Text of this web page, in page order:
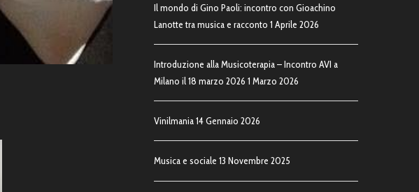
Il mondo di Gino Paoli: incontro con Gioachino
Lanotte tra musica e racconto 1 Aprile 2026
Introduzione alla Musicoterapia – Incontro AVI a
Milano il 18 marzo 2026 1 Marzo 2026
Vinilmania14 Gennaio 2026
Musica e sociale 13 Novembre 2025